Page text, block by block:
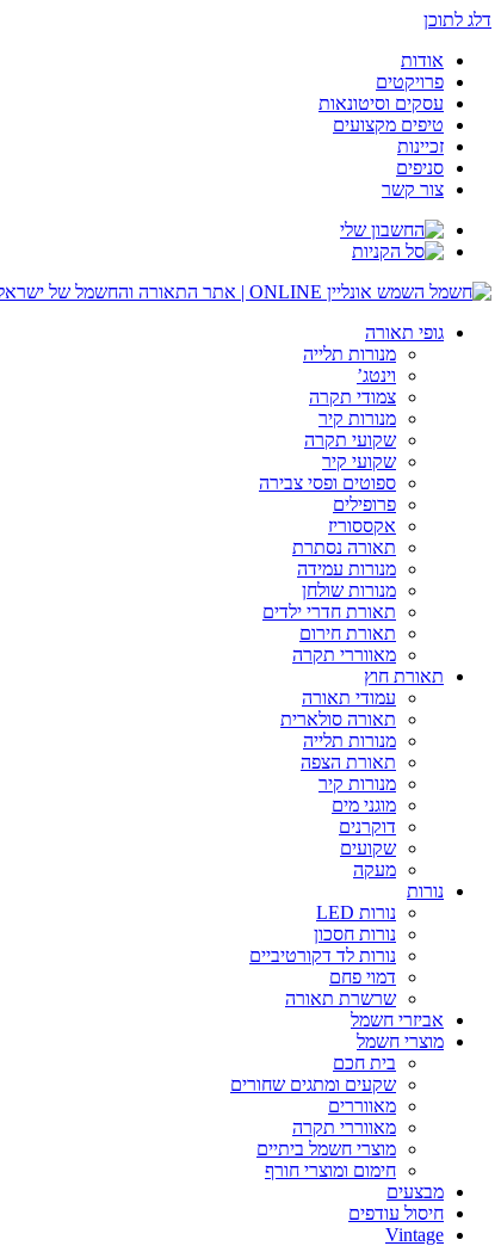
דלג לתוכן
אודות
פרויקטים
עסקים וסיטונאות
טיפים מקצועים
זכיינות
סניפים
צור קשר
גופי תאורה
מנורות תלייה
וינטג’
צמודי תקרה
מנורות קיר
שקועי תקרה
שקועי קיר
ספוטים ופסי צבירה
פרופילים
אקססוריז
תאורה נסתרת
מנורות עמידה
מנורות שולחן
תאורת חדרי ילדים
תאורת חירום
מאווררי תקרה
תאורת חוץ
עמודי תאורה
תאורה סולארית
מנורות תלייה
תאורת הצפה
מנורות קיר
מוגני מים
דוקרנים
שקועים
מעקה
נורות
נורות LED
נורות חסכון
נורות לד דקורטיביים
דמוי פחם
שרשרת תאורה
אביזרי חשמל
מוצרי חשמל
בית חכם
שקעים ומתגים שחורים
מאווררים
מאווררי תקרה
מוצרי חשמל ביתיים
חימום ומוצרי חורף
מבצעים
חיסול עודפים
Vintage